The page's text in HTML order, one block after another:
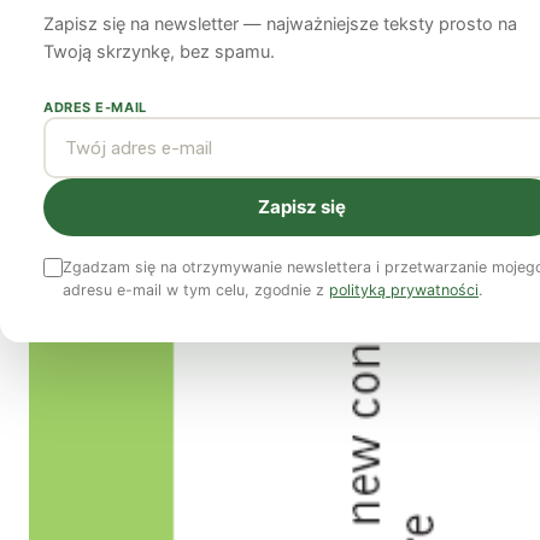
Bartłomiej Kozek 5 sierpnia 2011
Zapisz się na newsletter — najważniejsze teksty prosto na
Twoją skrzynkę, bez spamu.
ADRES E-MAIL
Zapisz się
Zgadzam się na otrzymywanie newslettera i przetwarzanie
adresu e-mail w tym celu, zgodnie z polityką prywatności.